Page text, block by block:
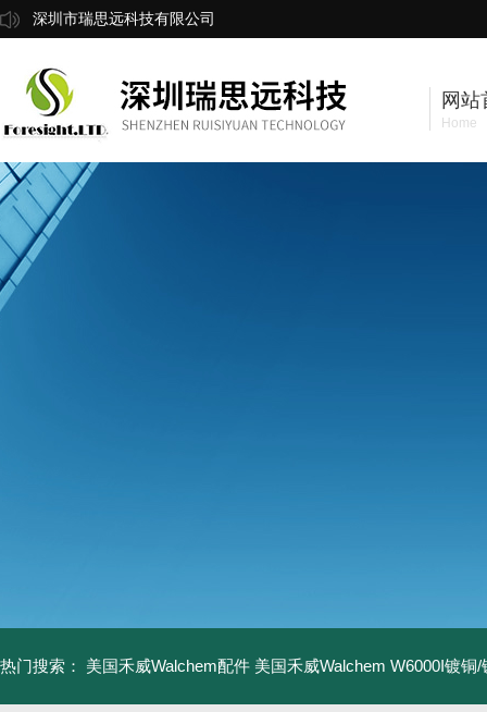
深圳市瑞思远科技有限公司
网站
Home
热门搜索： 美国禾威Walchem配件 美国禾威Walchem W6000I镀铜